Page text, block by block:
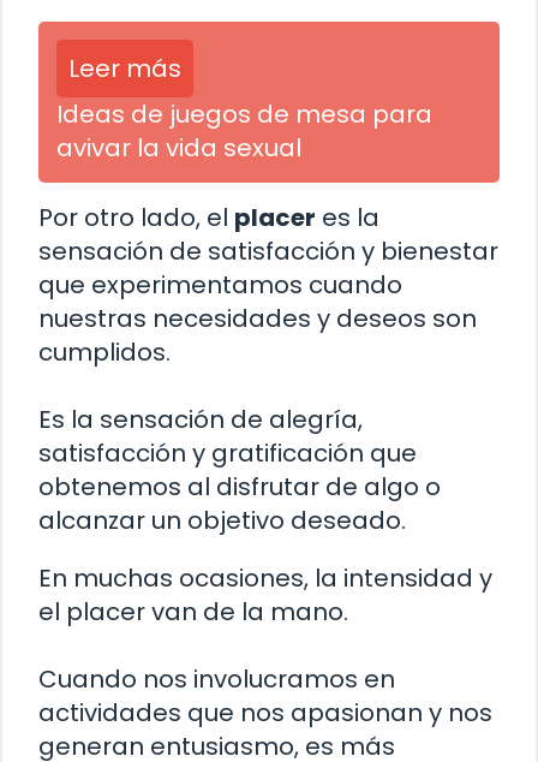
Leer más
Ideas de juegos de mesa para
avivar la vida sexual
Por otro lado, el placer es la
sensación de satisfacción y bienestar
que experimentamos cuando
nuestras necesidades y deseos son
cumplidos.
Es la sensación de alegría,
satisfacción y gratificación que
obtenemos al disfrutar de algo o
alcanzar un objetivo deseado.
En muchas ocasiones, la intensidad y
el placer van de la mano.
Cuando nos involucramos en
actividades que nos apasionan y nos
generan entusiasmo, es más